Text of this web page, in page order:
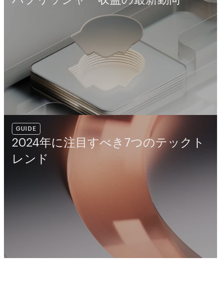
GUIDE
2024年に注目すべき7つのテックト
レンド